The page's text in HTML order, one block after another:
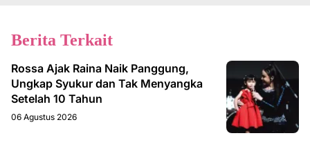
Berita Terkait
Rossa Ajak Raina Naik Panggung,
Ungkap Syukur dan Tak Menyangka
Setelah 10 Tahun
06 Agustus 2026